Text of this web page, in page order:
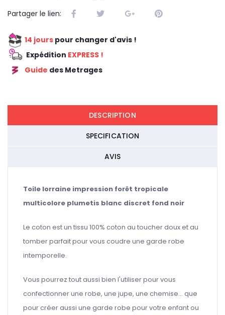
Partager le lien:
14 jours pour changer d'avis !
Expédition EXPRESS !
Guide des Metrages
DESCRIPTION
SPECIFICATION
AVIS
Toile lorraine impression forêt tropicale
multicolore plumetis blanc discret fond noir
Le coton est un tissu 100% coton au toucher doux et au
tomber parfait pour vous coudre une garde robe
intemporelle.
Vous pourrez tout aussi bien l'utiliser pour vous
confectionner une robe, une jupe, une chemise... que
pour créer aussi une garde robe pour votre enfant ou